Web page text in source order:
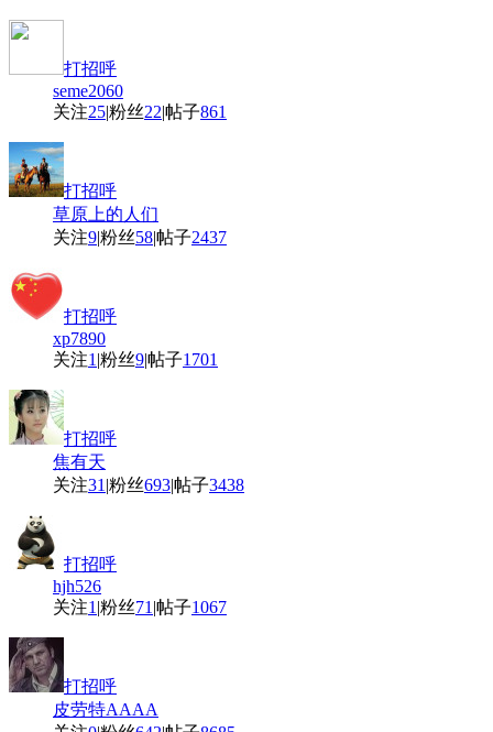
打招呼
seme2060
关注25|粉丝22|帖子861
打招呼
草原上的人们
关注9|粉丝58|帖子2437
打招呼
xp7890
关注1 |粉丝9|帖子1701
打招呼
焦有天
关注31 |粉丝693|帖子3438
打招呼
hjh526
关注1 |粉丝71 |帖子1067
打招呼
皮劳特AAAA